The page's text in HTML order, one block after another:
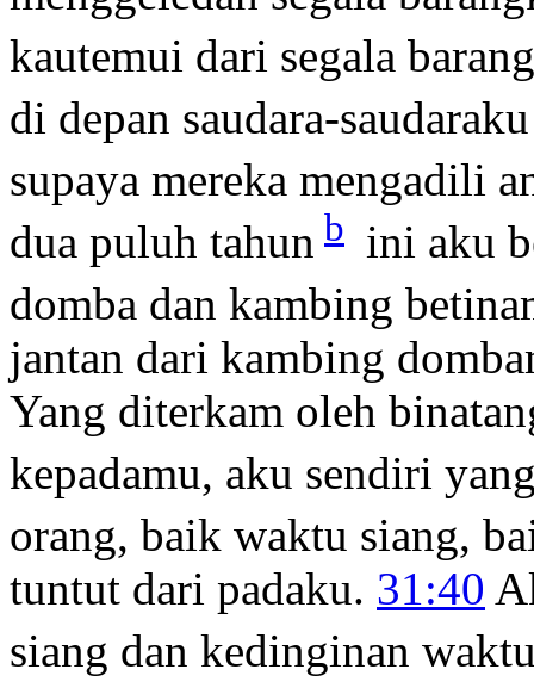
kautemui dari segala
di depan saudara-
supaya mereka mengadili
dua puluh tahun b ini aku
domba dan kambing
jantan dari kambing
Yang diterkam oleh
kepadamu, aku sendiri
orang, baik waktu siang,
tuntut dari padaku. 31:40
siang dan kedinginan